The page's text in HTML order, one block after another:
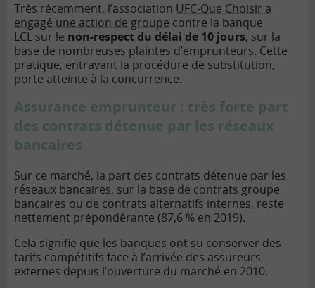
Très récemment, l’association UFC-Que Choisir a
engagé une action de groupe contre la banque
LCL sur le non-respect du délai de 10 jours, sur la
base de nombreuses plaintes d’emprunteurs. Cette
pratique, entravant la procédure de substitution,
porte atteinte à la concurrence.
Assurance emprunteur : très forte part
des contrats détenue par les réseaux
bancaires
Sur ce marché, la part des contrats détenue par les
réseaux bancaires, sur la base de contrats groupe
bancaires ou de contrats alternatifs internes, reste
nettement prépondérante (87,6 % en 2019).
Cela signifie que les banques ont su conserver des
tarifs compétitifs face à l’arrivée des assureurs
externes depuis l’ouverture du marché en 2010.